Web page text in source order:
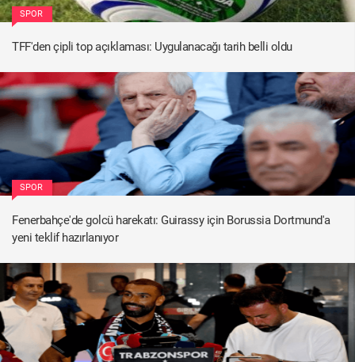
SPOR
TFF'den çipli top açıklaması: Uygulanacağı tarih belli oldu
SPOR
Fenerbahçe'de golcü harekatı: Guirassy için Borussia Dortmund'a
yeni teklif hazırlanıyor